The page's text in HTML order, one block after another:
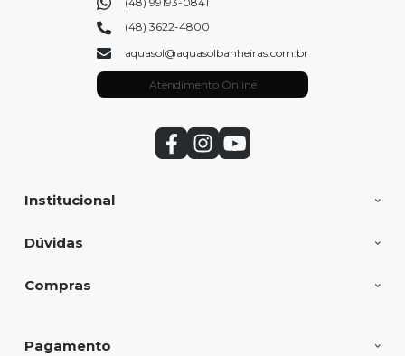
Institucional
Dúvidas
Compras
(48) 3622-4800
aquasol@aquasolbanheiras.com.br
Atendimento Online
Pagamento